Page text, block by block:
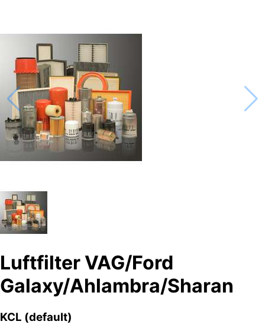
Luftfilter VAG/Ford
Galaxy/Ahlambra/Sharan
KCL (default)